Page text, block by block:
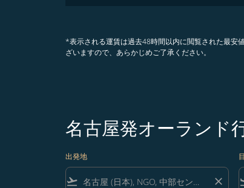
*表示される運賃は過去48時間以内に閲覧された最安
ざいますので、あらかじめご了承ください。
名古屋発オーランド
出発地
flight_takeoff close